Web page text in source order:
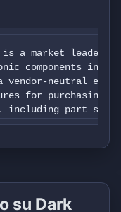
is a market
components
neutral
for purchasing
including part
files, financials,
su Dark